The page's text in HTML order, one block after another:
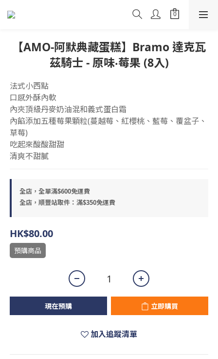
【AMO-阿默典藏蛋糕】Bramo 達克瓦
茲騎士 - 原味‧莓果 (8入)
法式小西點
口感外酥內軟
內夾頂級丹麥奶油混和義式蛋白霜
內餡添加五種莓果顆粒(蔓越莓、紅櫻桃、藍莓、覆盆子、
草莓)
吃起來酸酸甜甜
清爽不甜膩
全店，全單滿$600免運費
全店，順豐站取件：滿$350免運費
HK$80.00
預購商品
現在預購 立即購買
加入追蹤清單